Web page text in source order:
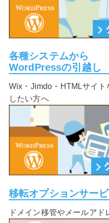
各種システムから
WordPressの引越し
Wix・Jimdo・HTMLサイ
したい方へ
移転オプションサー
ドメイン移管やメールア